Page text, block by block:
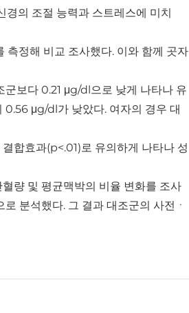
의 조절 능력과 스트레스에 미치
측정해 비교 조사했다. 이와 함께 곳자
보다 0.21 μg/dl으로 낮게 나타나 유
μg/dl가 낮았다. 여자의 경우 대
합효과(p<.01)로 유의하게 나타나 성
량 및 평균맥박의 비율 변화를 조사
분석했다. 그 결과 대조군의 사전ㆍ